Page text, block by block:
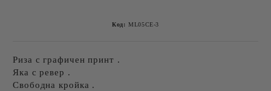
Код: ML05CE-3
Риза с графичен принт .
Яка с ревер .
Свободна кройка .